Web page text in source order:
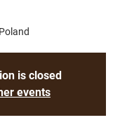
is closed
events